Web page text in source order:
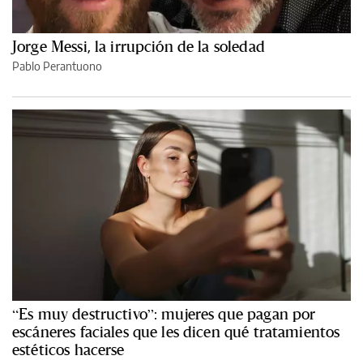
Jorge Messi, la irrupción de la soledad
Pablo Perantuono
“Es muy destructivo”: mujeres que pagan por
escáneres faciales que les dicen qué tratamientos
estéticos hacerse